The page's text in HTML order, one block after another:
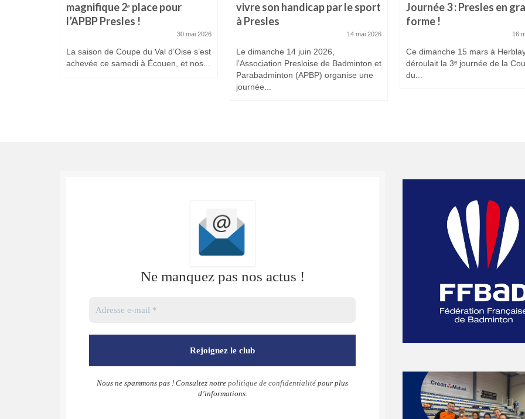
magnifique 2ᵉ place pour
l’APBP Presles !
30 mai 2026
La saison de Coupe du Val d’Oise s’est
achevée ce samedi à Écouen, et nos...
vivre son handicap par le sport
à Presles
14 mai 2026
Le dimanche 14 juin 2026,
l’Association Presloise de Badminton et
Parabadminton (APBP) organise une
journée...
Journée 3 : Presles en
forme !
16
Ce dimanche 15 mars à
déroulait la 3ᵉ journée de la
du...
Ne manquez pas nos actus !
Nous ne spammons pas ! Consultez notre politique de confidentialité pour plus
d’informations.